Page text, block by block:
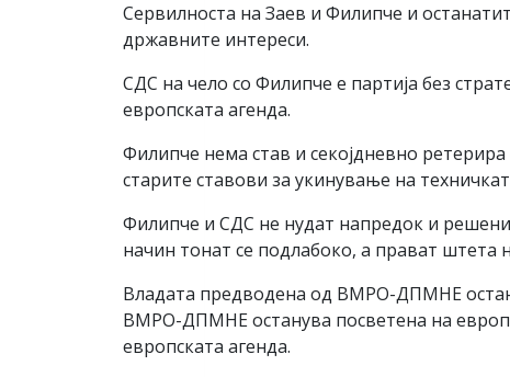
Сервилноста на Заев и Филипче и
државните интереси.
СДС на чело со Филипче е партија без
европската агенда.
Филипче нема став и секојдневно
старите ставови за укинување на
Филипче и СДС не нудат напредок и
начин тонат се подлабокo, а прават
Владата предводена од ВМРО-ДПМНЕ
ВМРО-ДПМНЕ останува посветена на
европската агенда.